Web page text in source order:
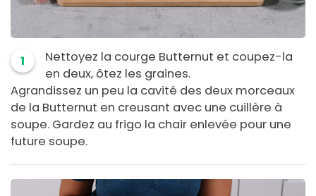
1
Nettoyez la courge Butternut et coupez-la
en deux, ôtez les graines.
Agrandissez un peu la cavité des deux morceaux
de la Butternut en creusant avec une cuillère à
soupe. Gardez au frigo la chair enlevée pour une
future soupe.